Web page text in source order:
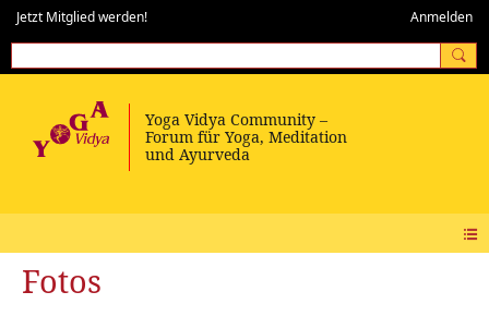
Jetzt Mitglied werden! Anmelden
Fotos